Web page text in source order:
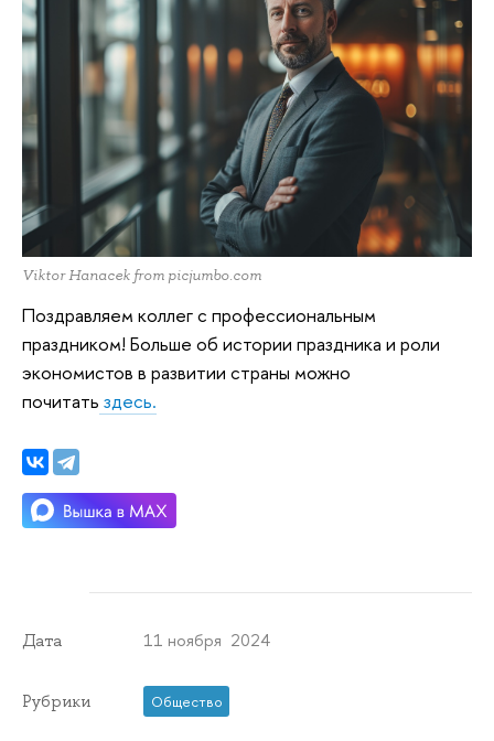
Viktor Hanacek from picjumbo.com
Поздравляем коллег с профессиональным
праздником! Больше об истории праздника и роли
экономистов в развитии страны можно
почитать здесь.
Дата 11 ноября 2024
Рубрики Общество